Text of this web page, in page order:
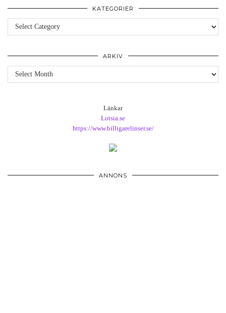
KATEGORIER
Kategorier
ARKIV
Arkiv
Länkar
Lotsia.se
https://www.billigarelinser.se/
ANNONS